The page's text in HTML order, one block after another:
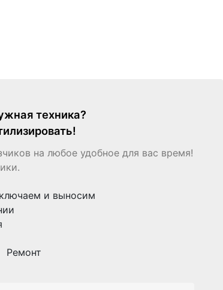
техника?
на любое удобное для вас время!
и выносим
Ремонт